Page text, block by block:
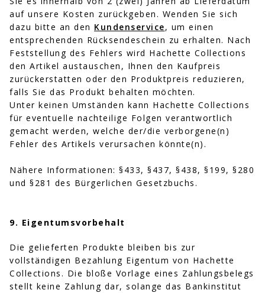
auf unsere Kosten zurückgeben. Wenden Sie sich
dazu bitte an den Kundenservice, um einen
entsprechenden Rücksendeschein zu erhalten. Nach
Feststellung des Fehlers wird Hachette Collections
den Artikel austauschen, Ihnen den Kaufpreis
zurückerstatten oder den Produktpreis reduzieren,
falls Sie das Produkt behalten möchten.
Unter keinen Umständen kann Hachette Collections
für eventuelle nachteilige Folgen verantwortlich
gemacht werden, welche der/die verborgene(n)
Fehler des Artikels verursachen könnte(n).
Nähere Informationen: §433, §437, §438, §199, §280
und §281 des Bürgerlichen Gesetzbuchs.
9. Eigentumsvorbehalt
Die gelieferten Produkte bleiben bis zur
vollständigen Bezahlung Eigentum von Hachette
Collections. Die bloße Vorlage eines Zahlungsbelegs
stellt keine Zahlung dar, solange das Bankinstitut